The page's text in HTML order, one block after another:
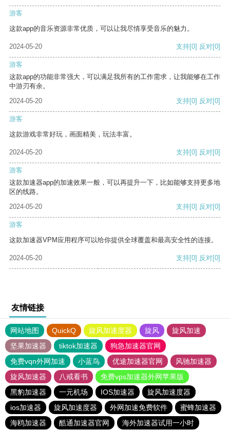
游客
这款app的音乐资源非常优质，可以让我尽情享受音乐的魅力。
2024-05-20 支持[0] 反对[0]
游客
这款app的功能非常强大，可以满足我所有的工作需求，让我能够在工作
中游刃有余。
2024-05-20
支持[0] 反对[0]
游客
这款游戏非常好玩，画面精美，玩法丰富。
2024-05-20 支持[0] 反对[0]
游客
这款加速器app的加速效果一般，可以再提升一下，比如能够支持更多地
区的线路。
2024-05-20
支持[0] 反对[0]
游客
这款加速器VPM应用程序可以给你提供全球覆盖和最高安全性的连接。
2024-05-20 支持[0] 反对[0]
友情链接
网站地图 QuickQ 旋风加速度器 旋风
旋风加速
坚果加速器
tiktok加速器
狗急加速器官网
免费vqn外网加速
小蓝鸟 优途加速器官网
风驰加速器
旋风加速器
八戒看书
免费vps加速器外网苹果版
黑豹加速器
一元机场 IOS加速器
旋风加速度器
ios加速器
旋风加速度器 外网加速免费软件
蜜蜂加速器
海鸥加速器
酷通加速器官网 海外加速器试用一小时